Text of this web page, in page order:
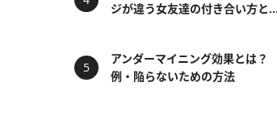
ジが違う女友達の付き合い方と...
アンダーマイニング効果とは
例・陥らないための方法